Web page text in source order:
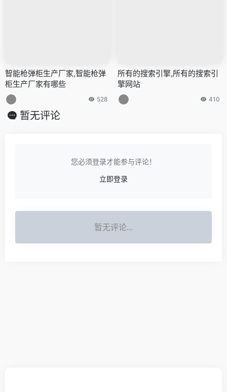
智能枪弹柜生产厂家,智能枪弹
柜生产厂家有哪些
528
所有的搜索引擎,所有的搜索引
擎网站
410
暂无评论
您必须登录才能参与评论！
立即登录
暂无评论...